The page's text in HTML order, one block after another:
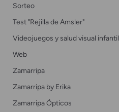
Sorteo
Test "Rejilla de Amsler"
Videojuegos y salud visual infantil
Web
Zamarripa
Zamarripa by Erika
Zamarripa Ópticos